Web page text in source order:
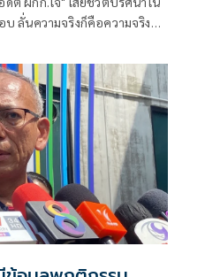
ลั่นความจริงก็คือความจริง